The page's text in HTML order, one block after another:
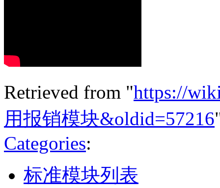
Retrieved from "https://
用报销模块&oldid=57216
Categories:
标准模块列表